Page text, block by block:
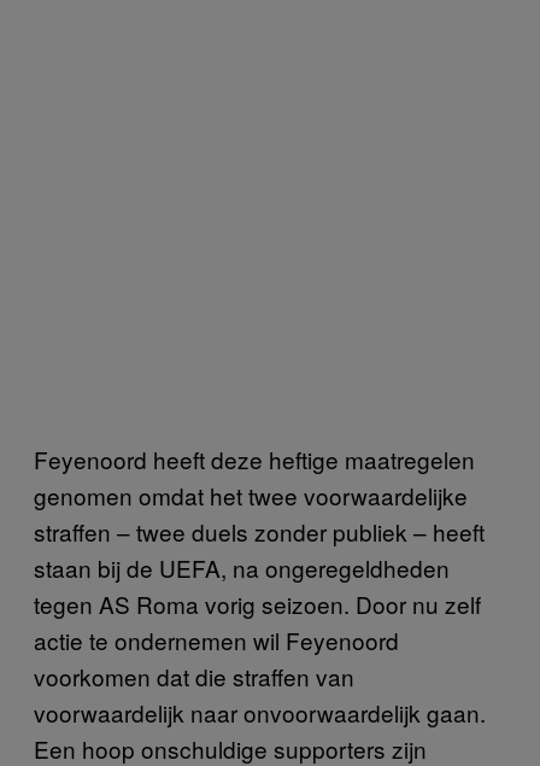
Feyenoord heeft deze heftige maatregelen
genomen omdat het twee voorwaardelijke
straffen – twee duels zonder publiek – heeft
staan bij de UEFA, na ongeregeldheden
tegen AS Roma vorig seizoen. Door nu zelf
actie te ondernemen wil Feyenoord
voorkomen dat die straffen van
voorwaardelijk naar onvoorwaardelijk gaan.
Een hoop onschuldige supporters zijn